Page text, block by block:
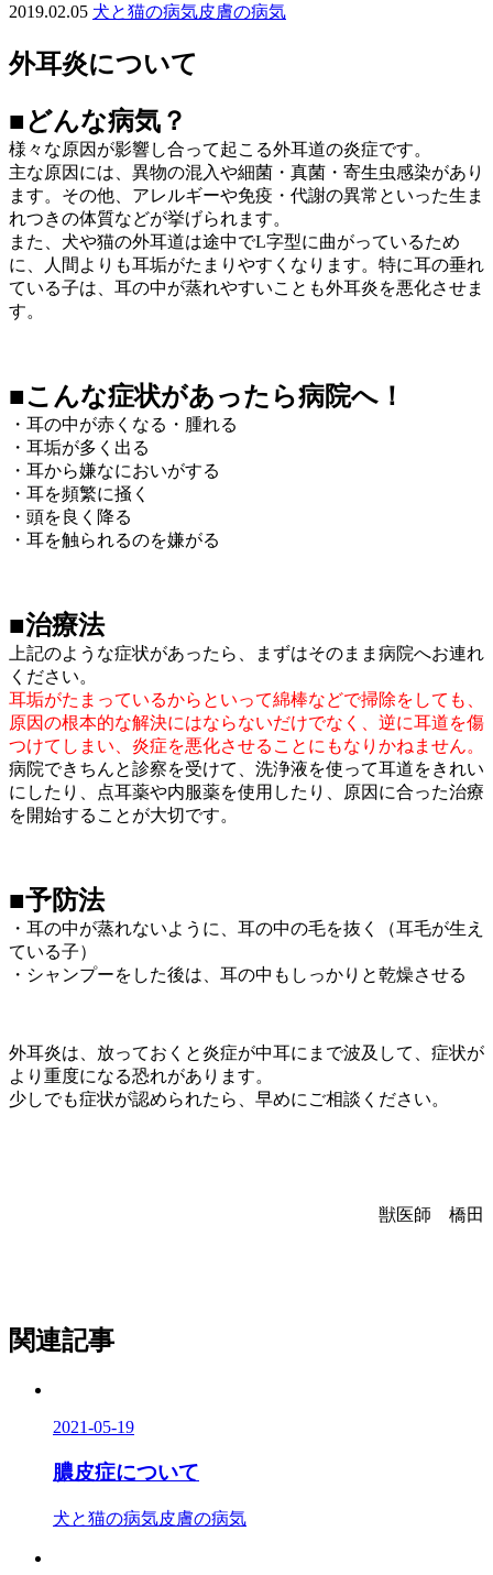
2019.02.05 犬と猫の病気皮膚の病気
外耳炎について
■どんな病気？
様々な原因が影響し合って起こる外耳道の炎症です。
主な原因には、異物の混入や細菌・真菌・寄生虫感染があり
ます。その他、アレルギーや免疫・代謝の異常といった生ま
れつきの体質などが挙げられます。
また、犬や猫の外耳道は途中でL字型に曲がっているため
に、人間よりも耳垢がたまりやすくなります。特に耳の垂れ
ている子は、耳の中が蒸れやすいことも外耳炎を悪化させま
す。
■こんな症状があったら病院へ！
・耳の中が赤くなる・腫れる
・耳垢が多く出る
・耳から嫌なにおいがする
・耳を頻繁に掻く
・頭を良く降る
・耳を触られるのを嫌がる
■治療法
上記のような症状があったら、まずはそのまま病院へお連れ
ください。
耳垢がたまっているからといって綿棒などで掃除をしても、
原因の根本的な解決にはならないだけでなく、逆に耳道を傷
つけてしまい、炎症を悪化させることにもなりかねません。
病院できちんと診察を受けて、洗浄液を使って耳道をきれい
にしたり、点耳薬や内服薬を使用したり、原因に合った治療
を開始することが大切です。
■予防法
・耳の中が蒸れないように、耳の中の毛を抜く（耳毛が生え
ている子）
・シャンプーをした後は、耳の中もしっかりと乾燥させる
外耳炎は、放っておくと炎症が中耳にまで波及して、症状が
より重度になる恐れがあります。
少しでも症状が認められたら、早めにご相談ください。
獣医師 橋田
関連記事
2021-05-19
膿皮症について
犬と猫の病気皮膚の病気